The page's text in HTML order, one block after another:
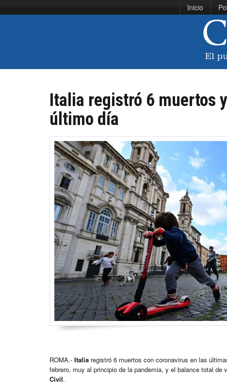
Inicio
Italia registró 6 muertos
último día
ROMA.- Italia registró 6 muertos con coronavirus en las
febrero, muy al principio de la pandemia, y el balance total
Civil.